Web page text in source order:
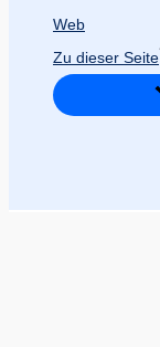
Web
Zu dieser Seite